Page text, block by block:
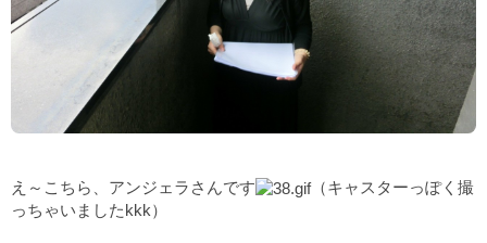
え～こちら、アンジェラさんです
（キャスターっぽく撮
っちゃいましたkkk）